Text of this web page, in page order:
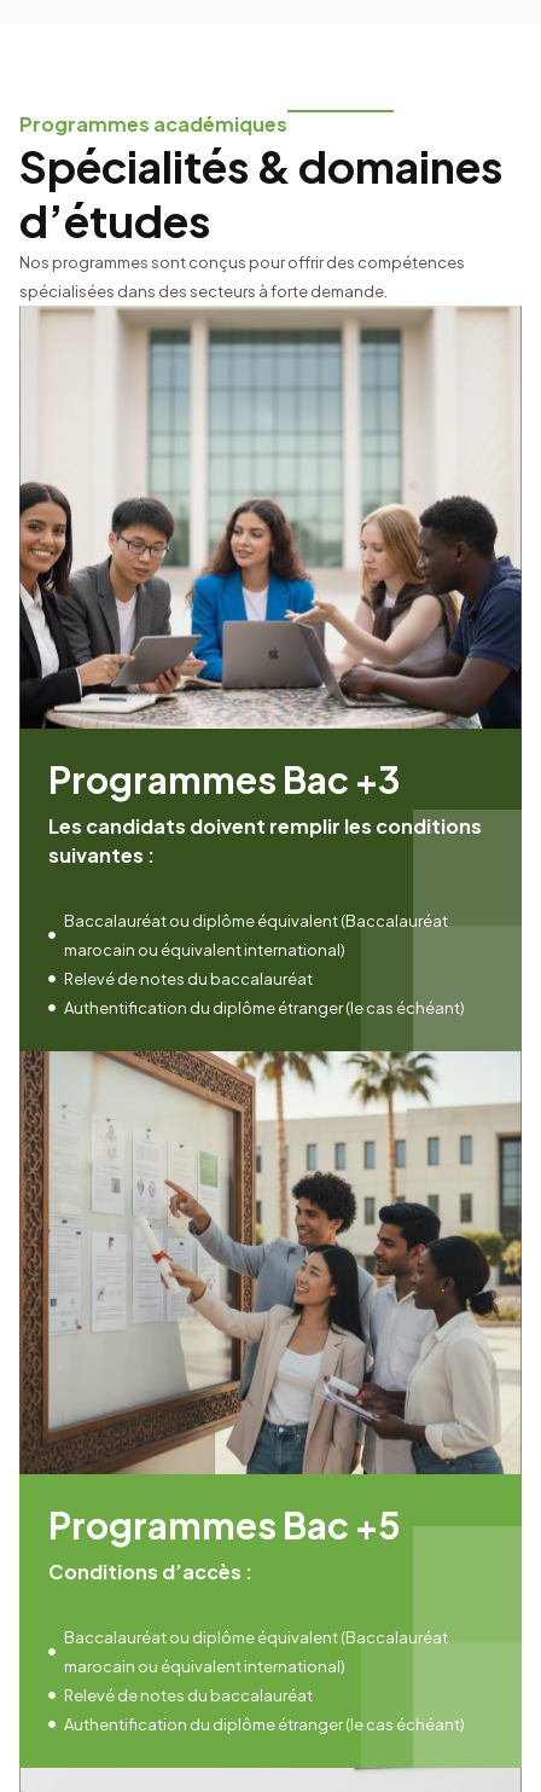
Programmes académiques
Spécialités & domaines
d’études
Nos programmes sont conçus pour offrir des compétences
spécialisées dans des secteurs à forte demande.
Programmes Bac +3
Les candidats doivent remplir les conditions
suivantes :
Baccalauréat ou diplôme équivalent (Baccalauréat
marocain ou équivalent international)
Relevé de notes du baccalauréat
Authentification du diplôme étranger (le cas échéant)
Programmes Bac +5
Conditions d’accès :
Baccalauréat ou diplôme équivalent (Baccalauréat
marocain ou équivalent international)
Relevé de notes du baccalauréat
Authentification du diplôme étranger (le cas échéant)